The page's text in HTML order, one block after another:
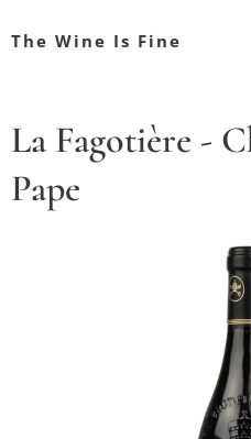
The Wine Is Fine
La Fagotière -
Pape